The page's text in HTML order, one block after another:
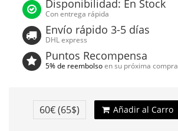
Disponibilidad: En Stock
Con entrega rápida
Envío rápido 3-5 días
DHL express
Puntos Recompensa
5% de reembolsoen su próxima compra
60€(65$) Añadir al Carro